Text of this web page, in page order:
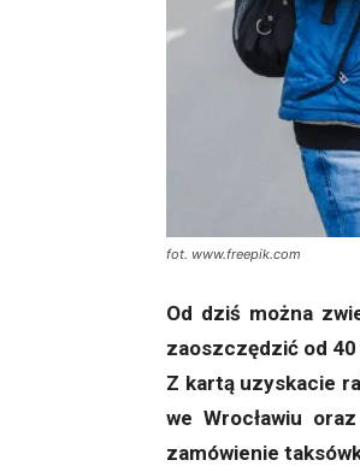
fot. www.freepik.com
Od dziś można
zaoszczędzić od 40
Z kartą uzyskacie
we Wrocławiu
zamówienie